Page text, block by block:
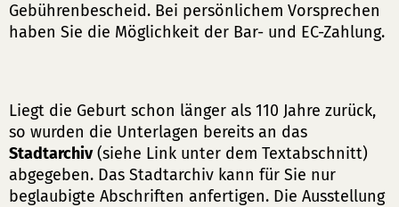
Gebührenbescheid. Bei persönlichem Vorsprechen
haben Sie die Möglichkeit der Bar- und EC-Zahlung.
Liegt die Geburt schon länger als 110 Jahre zurück,
so wurden die Unterlagen bereits an das
Stadtarchiv(siehe Link unter dem Textabschnitt)
abgegeben. Das Stadtarchiv kann für Sie nur
beglaubigte Abschriften anfertigen. Die Ausstellung